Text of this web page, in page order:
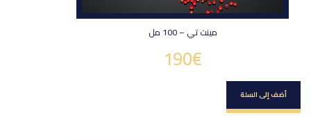
مينت تي – 100 مل
190€
أضف إلى السلة